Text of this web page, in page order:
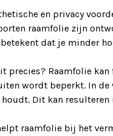
en privacy
raamfolie zijn
dat je minder
precies? Raamfolie
wordt beperkt. In
Dit kan resulteren
raamfolie bij het